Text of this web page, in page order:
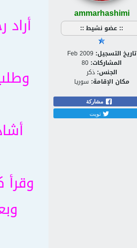
ammarhashimi
:: عضو نشيط ::
تاريخ التسجيل: Feb 2009
المشاركات: 80
الجنس: ذكر
مكان الإقامة: سوريا
مشاركة
تويت